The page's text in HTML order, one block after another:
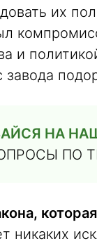
их
и
завода
НА НАШ
ПО
никаких